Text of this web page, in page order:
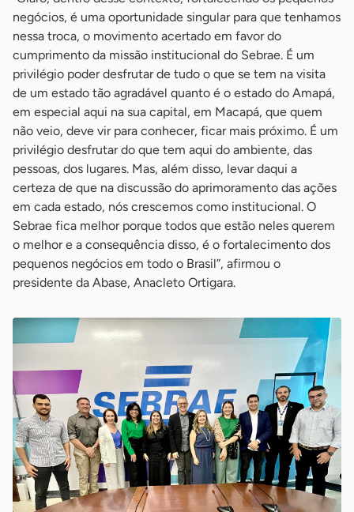
negócios, é uma oportunidade singular para que tenhamos
nessa troca, o movimento acertado em favor do
cumprimento da missão institucional do Sebrae. É um
privilégio poder desfrutar de tudo o que se tem na visita
de um estado tão agradável quanto é o estado do Amapá,
em especial aqui na sua capital, em Macapá, que quem
não veio, deve vir para conhecer, ficar mais próximo. É um
privilégio desfrutar do que tem aqui do ambiente, das
pessoas, dos lugares. Mas, além disso, levar daqui a
certeza de que na discussão do aprimoramento das ações
em cada estado, nós crescemos como institucional. O
Sebrae fica melhor porque todos que estão neles querem
o melhor e a consequência disso, é o fortalecimento dos
pequenos negócios em todo o Brasil”, afirmou o
presidente da Abase, Anacleto Ortigara.